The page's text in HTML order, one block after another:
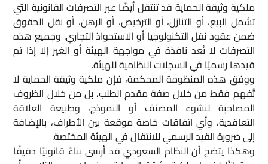
ملكية وثيقة الحماية قد تنتقل أيضًا عبر التصرفات القانونية التي
تشمل البيع، أو التنازل، أو الترخيص، أو الرهن، أو نقل الحقوق
ضمن عقود نقل التكنولوجيا أو الاستحواذ التجاري. وجميع هذه
التصرفات لا تُعد نافذة في مواجهة الهيئة أو الغير إلا إذا تم
قيدها رسميًا في السجلات النظامية للهيئة.
ووفق هذه المنظومة المحكمة، فإن ملكية وثيقة الحماية لا
تُفهم فقط من خلال صفة مقدم الطلب، بل من خلال الظروف
المصاحبة لنشوء المصنف أو النموذج، وطبيعة العلاقة
التعاقدية، وأي اتفاقات خاصة موقعة بين الأطراف، بالإضافة
إلى ضرورة القيد الرسمي للانتقال في الهيئة المختصة.
وهكذا يتضح أن النظام السعودي قد أرسى بناءً قانونيًا دقيقًا